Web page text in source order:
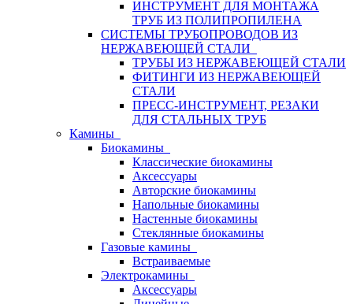
ИНСТРУМЕНТ ДЛЯ МОНТАЖА
ТРУБ ИЗ ПОЛИПРОПИЛЕНА
СИСТЕМЫ ТРУБОПРОВОДОВ ИЗ
НЕРЖАВЕЮЩЕЙ СТАЛИ
ТРУБЫ ИЗ НЕРЖАВЕЮЩЕЙ СТАЛИ
ФИТИНГИ ИЗ НЕРЖАВЕЮЩЕЙ
СТАЛИ
ПРЕСС-ИНСТРУМЕНТ, РЕЗАКИ
ДЛЯ СТАЛЬНЫХ ТРУБ
Камины
Биокамины
Классические биокамины
Аксессуары
Авторские биокамины
Напольные биокамины
Настенные биокамины
Стеклянные биокамины
Газовые камины
Встраиваемые
Электрокамины
Аксессуары